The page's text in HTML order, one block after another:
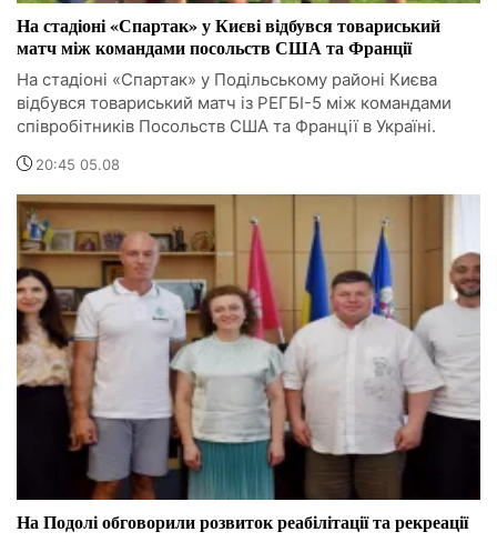
На стадіоні «Спартак» у Києві відбувся товариський
матч між командами посольств США та Франції
На стадіоні «Спартак» у Подільському районі Києва
відбувся товариський матч із РЕГБІ-5 між командами
співробітників Посольств США та Франції в Україні.
20:45 05.08
На Подолі обговорили розвиток реабілітації та рекреації